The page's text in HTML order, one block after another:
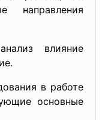
направления
влияние
в работе
основные